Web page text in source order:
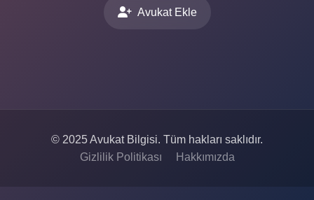
Avukat Ekle
© 2025 Avukat Bilgisi. Tüm hakları saklıdır.
Gizlilik Politikası
Hakkımızda